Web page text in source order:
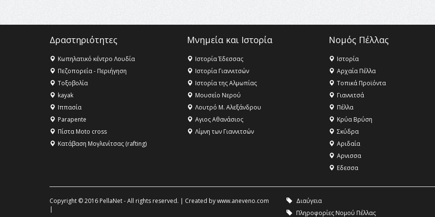
Δραστηριότητες
Κωπηλατικό κέντρο Λουδία
Πεζοπορεία - Περιήγηση
Τοξοβολία
kayak
Ιππασία
Parapente
Πίστα Moto cross
Κατάβαση Μογλενίτσας (rafting)
Μνημεία και Ιστορία
Ιστορία Έδεσσας
Ιστορία Γιαννιτσών
Ιστορία της Αλμωπίας
Μουσείο Νερού
Λουτρό Μ. Αλεξάνδρου
Αγιος Αθανάσιος
Λίμνη των Γιαννιτσών
Νομός Πέλλας
Ιστορία
Αρχαία Πέλλα
Τοπικά Προϊόντα
Γιαννιτσά
Πέλλα
Κρύα Βρύση
Σκύδρα
Αριδαία
Aρνισσα
Eδεσσα
Copyright © 2016 PellaNet - All rights reserved. | Created bywww.aneveno.com
|
Διαύγεια
Πληροφορίες Νομού Πέλλας